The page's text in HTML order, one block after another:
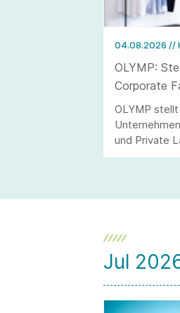
04.08.2026 //
OLYMP:
Corporate
OLYMP
und Private
Stelle von
und Private
Jul